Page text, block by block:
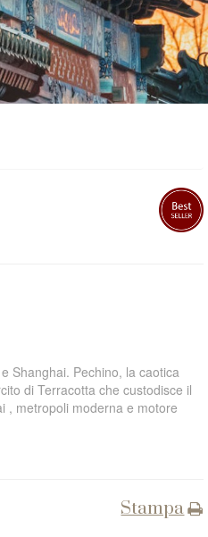
Shanghai. Pechino, la caotica
di Terracotta che custodisce il
, metropoli moderna e motore
Stampa